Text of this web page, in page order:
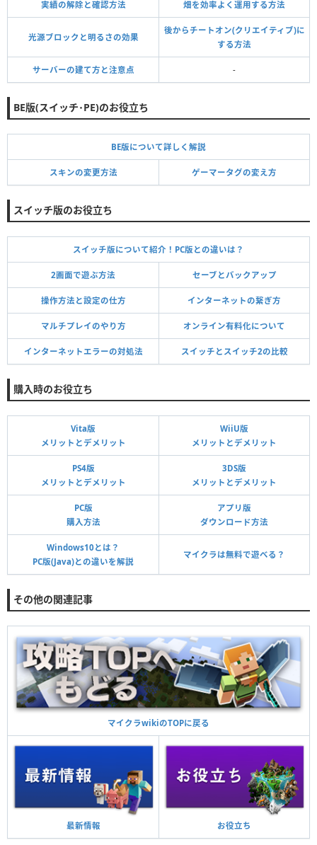
実績の解除と確認方法 畑を効率よく運用する方法
光源ブロックと明るさの効果
後からチートオン(クリエイティブ)に
する方法
サーバーの建て方と注意点 -
BE版(スイッチ･PE)のお役立ち
BE版について詳しく解説
スキンの変更方法 ゲーマータグの変え方
スイッチ版のお役立ち
スイッチ版について紹介！PC版との違いは？
2画面で遊ぶ方法 セーブとバックアップ
操作方法と設定の仕方 インターネットの繋ぎ方
マルチプレイのやり方 オンライン有料化について
インターネットエラーの対処法 スイッチとスイッチ2の比較
購入時のお役立ち
Vita版
メリットとデメリット
WiiU版
メリットとデメリット
PS4版
メリットとデメリット
3DS版
メリットとデメリット
PC版
購入方法
アプリ版
ダウンロード方法
Windows10とは？
PC版(Java)との違いを解説
マイクラは無料で遊べる？
その他の関連記事
マイクラwikiのTOPに戻る
最新情報 お役立ち